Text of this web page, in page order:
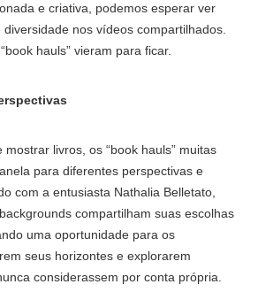
e criativa, podemos esperar ver
nos vídeos compartilhados.
hauls” vieram para ficar.
livros, os “book hauls” muitas
para diferentes perspectivas e
com a entusiasta Nathalia Belletato,
compartilham suas escolhas
uma oportunidade para os
seus horizontes e explorarem
considerassem por conta própria.